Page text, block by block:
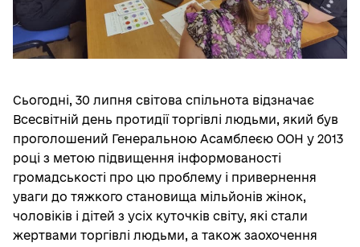
Сьогодні, 30 липня світова спільнота відзначає
Всесвітній день протидії торгівлі людьми, який був
проголошений Генеральною Асамблеєю ООН у 2013
році з метою підвищення інформованості
громадськості про цю проблему і привернення
уваги до тяжкого становища мільйонів жінок,
чоловіків і дітей з усіх куточків світу, які стали
жертвами торгівлі людьми, а також заохочення